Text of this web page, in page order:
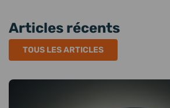
Articles récents
TOUS LES ARTICLES